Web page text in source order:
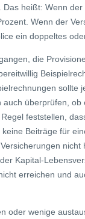
heißt: Wenn
Wenn der
ein doppeltes
die
überprüfen,
feststellen,
Beiträge für
Kapital-
erreichen und
oder wenige